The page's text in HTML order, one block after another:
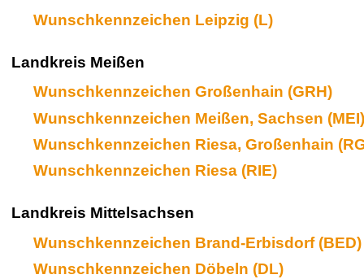
Wunschkennzeichen Leipzig (L)
Landkreis Meißen
Wunschkennzeichen Großenhain (GRH)
Wunschkennzeichen Meißen, Sachsen (MEI)
Wunschkennzeichen Riesa, Großenhain
Wunschkennzeichen Riesa (RIE)
Landkreis Mittelsachsen
Wunschkennzeichen Brand-Erbisdorf (BED)
Wunschkennzeichen Döbeln (DL)